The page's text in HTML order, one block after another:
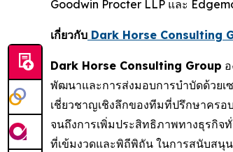
Goodwin Procter LLP และ
เกี่ยวกับ Dark Horse Consulting
Dark Horse Consulting Group
พัฒนาและการส่งมอบการบำบัดด้วยเ
เชี่ยวชาญเชิงลึกของทีมที่ปรึกษาครอ
จนถึงการเพิ่มประสิทธิภาพทางธุรกิจ
ที่เข้มงวดและพิถีพิถัน ในการสนับสนุ